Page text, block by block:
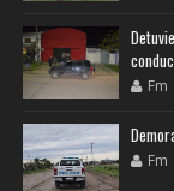
Fm
Fm